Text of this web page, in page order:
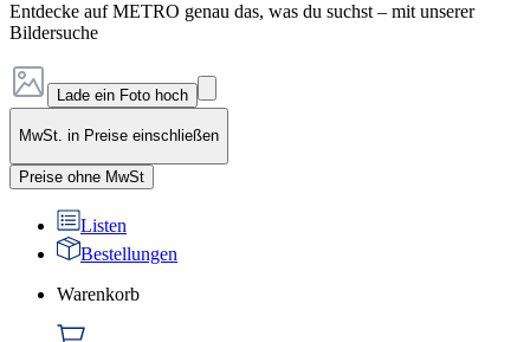
Entdecke auf METRO genau das, was du suchst – mit unserer
Bildersuche
Lade ein Foto hoch
MwSt. in Preise einschließen
Preise ohne MwSt
Listen
Bestellungen
Warenkorb